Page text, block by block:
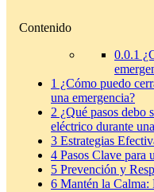
Contenido
0.0.1
1 ¿Cómo puedo
una emergencia?
2 ¿Qué pasos debo
eléctrico durante
3 Estrategias
4 Pasos Clave para
5 Prevención y
6 Mantén la Calma: